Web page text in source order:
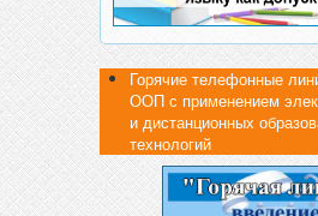
Горячие телефонные
ООП с применением
и дистанционных
технологий